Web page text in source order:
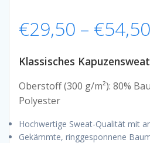
€29,50 – €54,50
Klassisches Kapuzensweat
Oberstoff (300 g/m²): 80%
Polyester
Hochwertige Sweat-Qualität mit
Gekämmte, ringgesponnene